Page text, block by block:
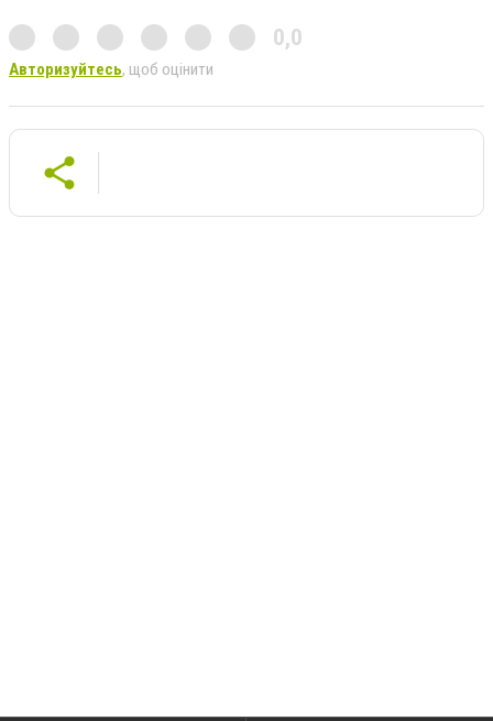
0,0
Авторизуйтесь, щоб оцінити